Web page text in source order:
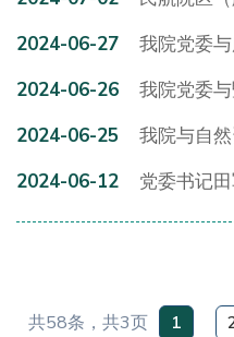
2024-06-27
我院党委与广州
2024-06-26
我院党委与暨南大学公共管理学
2024-06-25
我院与自然
2024-06-12
党委书记田军章带
共58条，共3页 1